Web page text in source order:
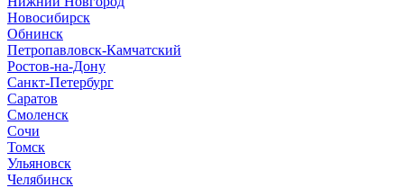
Новосибирск
Обнинск
Петропавловск-Камчатский
Ростов-на-Дону
Санкт-Петербург
Саратов
Смоленск
Сочи
Томск
Ульяновск
Челябинск